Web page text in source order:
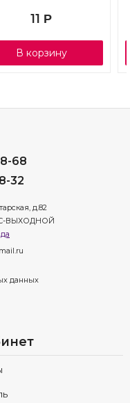
11 Р
В корзину
68
32
д.82
ВЫХОДНОЙ
данных